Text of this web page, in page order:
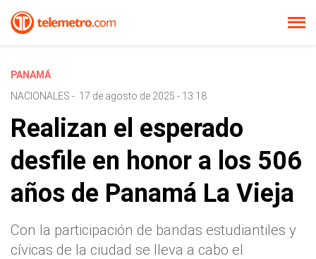
PANAMÁ
NACIONALES - 17 de agosto de 2025 - 13:18
Realizan el esperado
desfile en honor a los 506
años de Panamá La Vieja
Con la participación de bandas estudiantiles y
cívicas de la ciudad se lleva a cabo el